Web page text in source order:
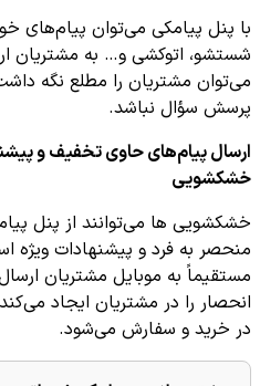
با پنل پیامکی می‌توان پیام‌های
شستشو، اتوکشی و… به مشتریان
می‌توان مشتریان را مطلع نگه
پرسش سؤال نباشد.
ارسال پیام‌های حاوی تخفیف و
خشکشویی
خشکشویی ها می‌توانند از پنل
منحصر به فرد و پیشنهادات ویژه
مستقیماً به موبایل مشتریان
انحصار را در مشتریان ایجاد
در خرید و سفارش می‌شود.